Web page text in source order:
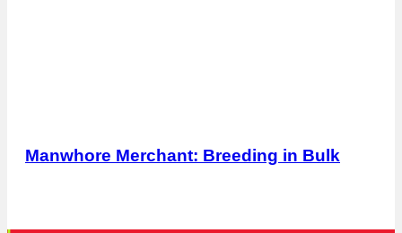
Manwhore Merchant: Breeding in Bulk